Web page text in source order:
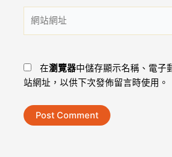
件
地
址
站
在瀏覽器中儲存顯示名稱、電子
站網址，以供下次發佈留言時使用。